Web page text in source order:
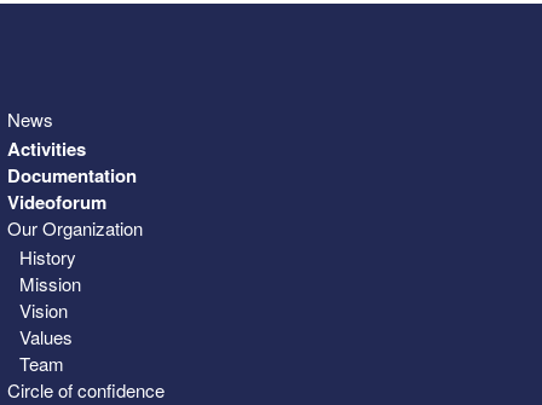
News
Activities
Documentation
Videoforum
Our Organization
History
Mission
Vision
Values
Team
Circle of confidence